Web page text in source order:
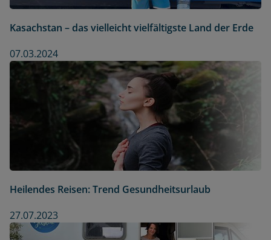
Kasachstan – das vielleicht vielfältigste Land der Erde
07.03.2024
Heilendes Reisen: Trend Gesundheitsurlaub
27.07.2023